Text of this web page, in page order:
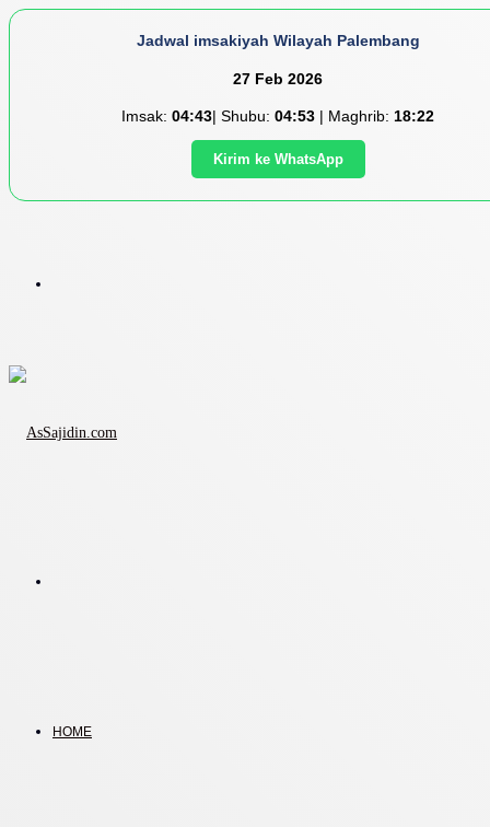
Jadwal imsakiyah Wilayah Palembang
27 Feb 2026
Imsak: 04:43| Shubu: 04:53 | Maghrib: 18:22
Kirim ke WhatsApp
HOME